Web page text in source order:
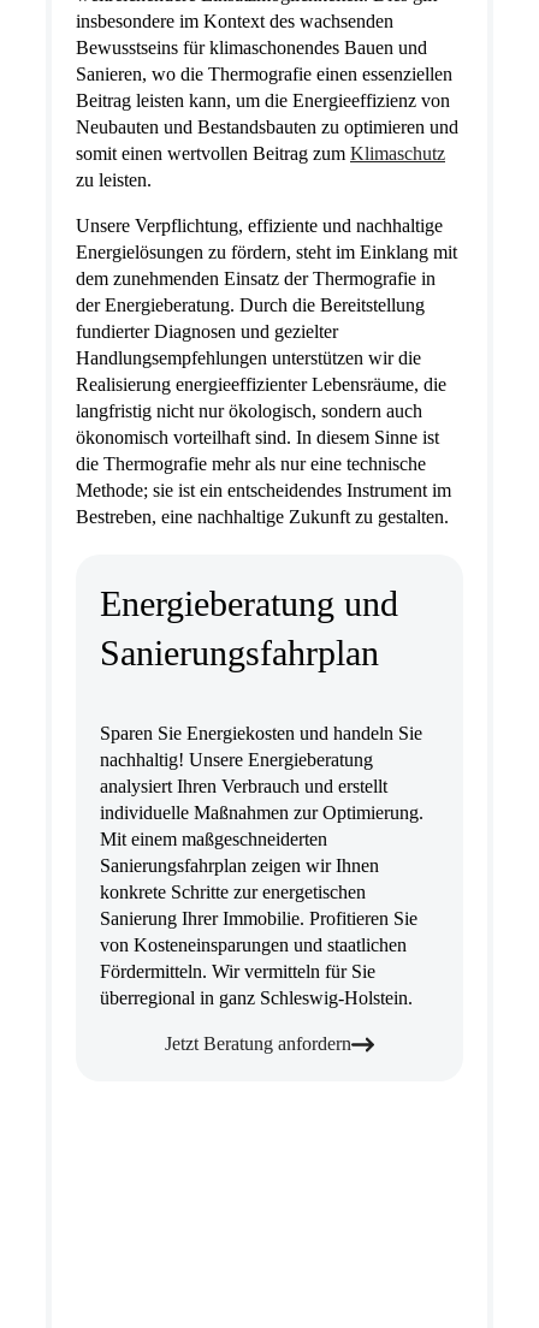
insbesondere im Kontext des wachsenden
Bewusstseins für klimaschonendes Bauen und
Sanieren, wo die Thermografie einen essenziellen
Beitrag leisten kann, um die Energieeffizienz von
Neubauten und Bestandsbauten zu optimieren und
somit einen wertvollen Beitrag zum Klimaschutz
zu leisten.
Unsere Verpflichtung, effiziente und nachhaltige
Energielösungen zu fördern, steht im Einklang mit
dem zunehmenden Einsatz der Thermografie in
der Energieberatung. Durch die Bereitstellung
fundierter Diagnosen und gezielter
Handlungsempfehlungen unterstützen wir die
Realisierung energieeffizienter Lebensräume, die
langfristig nicht nur ökologisch, sondern auch
ökonomisch vorteilhaft sind. In diesem Sinne ist
die Thermografie mehr als nur eine technische
Methode; sie ist ein entscheidendes Instrument im
Bestreben, eine nachhaltige Zukunft zu gestalten.
Energieberatung und
Sanierungsfahrplan
Sparen Sie Energiekosten und handeln Sie
nachhaltig! Unsere Energieberatung
analysiert Ihren Verbrauch und erstellt
individuelle Maßnahmen zur Optimierung.
Mit einem maßgeschneiderten
Sanierungsfahrplan zeigen wir Ihnen
konkrete Schritte zur energetischen
Sanierung Ihrer Immobilie. Profitieren Sie
von Kosteneinsparungen und staatlichen
Fördermitteln. Wir vermitteln für Sie
überregional in ganz Schleswig-Holstein.
Jetzt Beratung anfordern